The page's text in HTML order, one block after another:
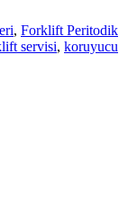
, Forklift Peritodik
servisi, koruyucu